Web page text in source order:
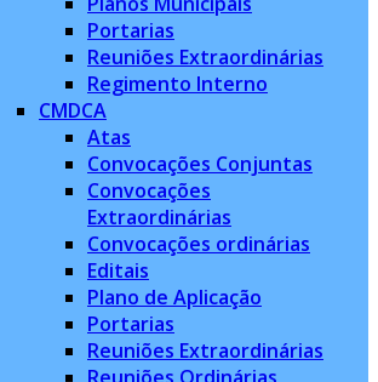
Portarias
Reuniões Extraordinárias
Regimento Interno
CMDCA
Atas
Convocações Conjuntas
Convocações
Extraordinárias
Convocações ordinárias
Editais
Plano de Aplicação
Portarias
Reuniões Extraordinárias